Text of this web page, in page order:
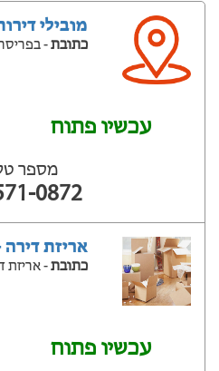
מובילי
כתובת-
עכשיו פתוח
מספר
0872
אריזת דירה
כתובת- אריזת
עכשיו פתוח